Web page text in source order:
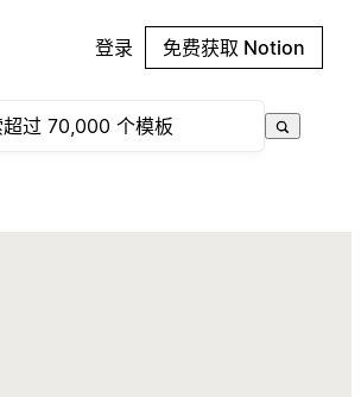
登录 免费获取 Notion